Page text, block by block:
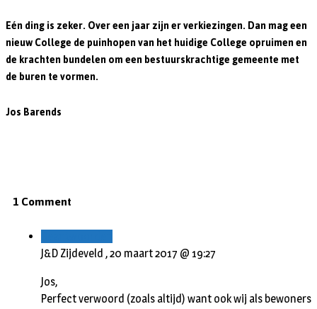
Eén ding is zeker. Over een jaar zijn er verkiezingen. Dan mag een
nieuw College de puinhopen van het huidige College opruimen en
de krachten bundelen om een bestuurskrachtige gemeente met
de buren te vormen.
Jos Barends
1 Comment
J&D Zijdeveld ,20 maart 2017 @ 19:27
Jos,
Perfect verwoord (zoals altijd) want ook wij als bewoners